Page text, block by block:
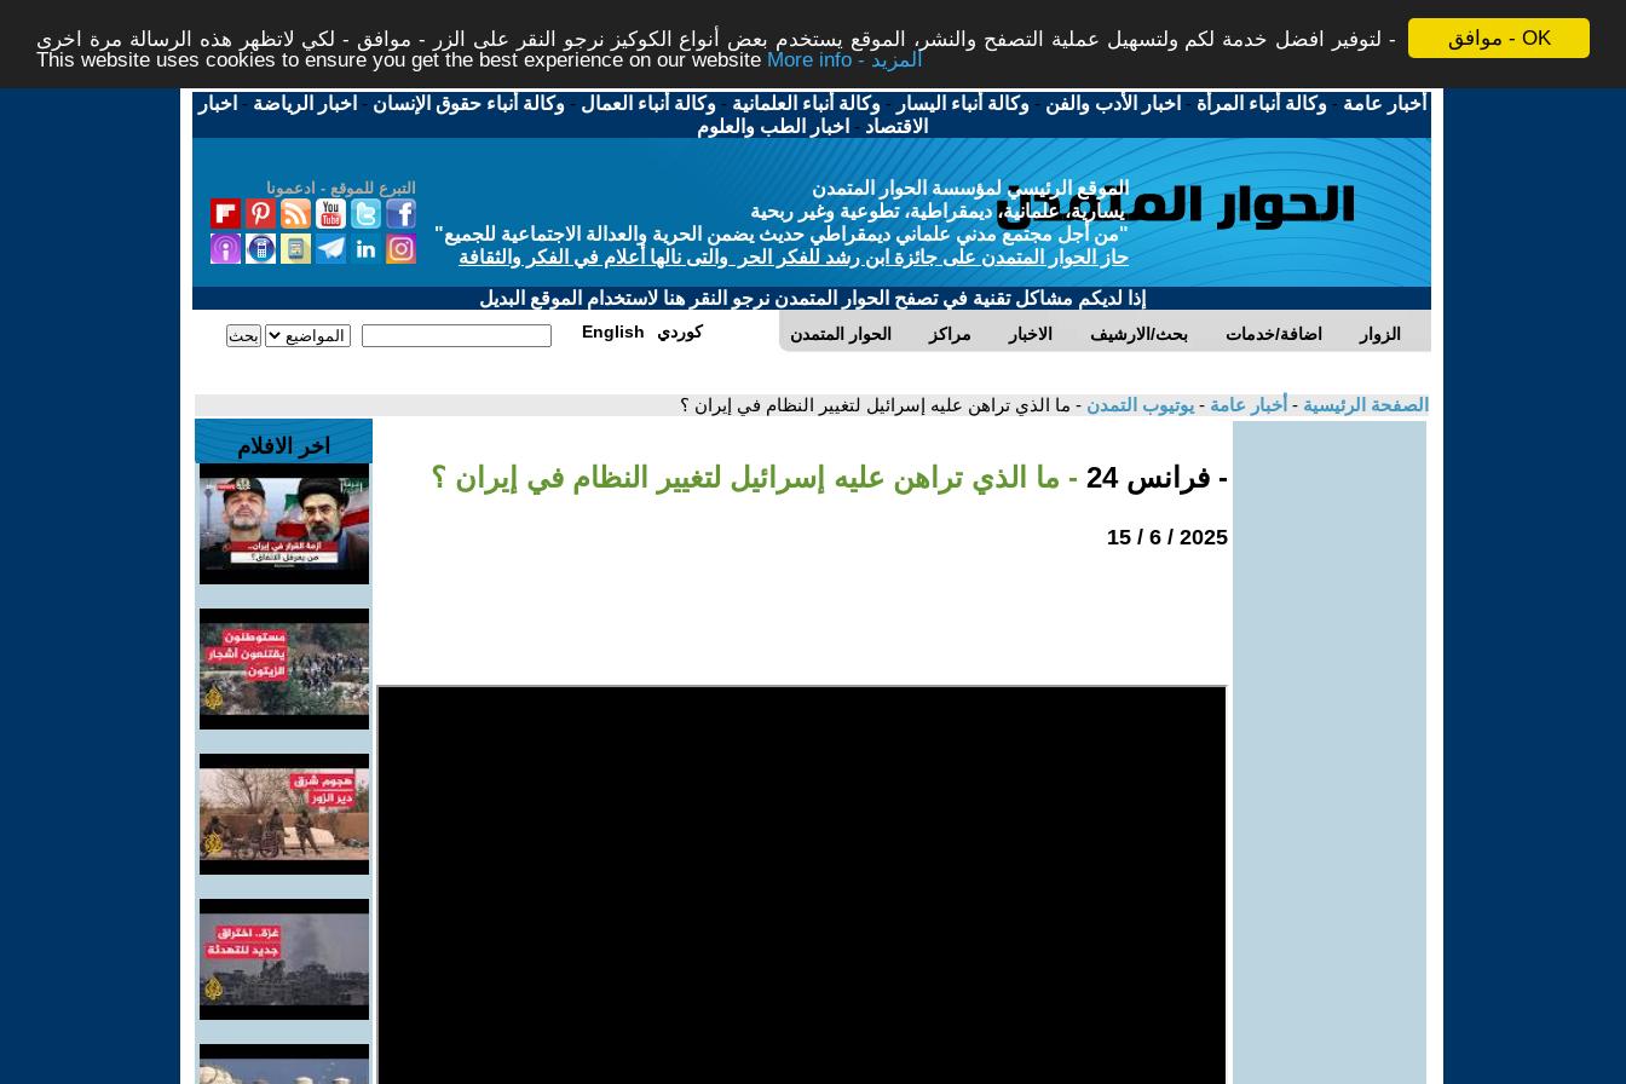
موافق - OK
لتوفير افضل خدمة لكم ولتسهيل عملية التصفح والنشر، الموقع يستخدم بعض أنواع الكوكيز نرجو النقر على الزر - موافق - لكي لاتظهر هذه الرسالة مرة اخرى -
This website uses cookies to ensure you get the best experience on our website
More info - المزيد
أخبار عامة -وكالة أنباء المرأة - اخبار الأدب والفن -وكالة أنباء اليسار -وكالة أنباء العلمانية -وكالة أنباء العمال -وكالة أنباء حقوق الإنسان - اخبار الرياضة - اخبار
الاقتصاد - اخبار الطب والعلوم
التبرع للموقع - ادعمونا
الموقع الرئيسي لمؤسسة الحوار المتمدن
يسارية، علمانية، ديمقراطية، تطوعية وغير ربحية
"من أجل مجتمع مدني علماني ديمقراطي حديث يضمن الحرية والعدالة الاجتماعية للجميع"
حاز الحوار المتمدن على جائزة ابن رشد للفكر الحر والتى نالها أعلام في الفكر والثقافة
إذا لديكم مشاكل تقنية في تصفح الحوار المتمدن نرجو النقر هنا لاستخدام الموقع البديل
الحوار المتمدن مراكز الاخبار بحث/الارشيف اضافة/خدمات الزوار English كوردي
الصفحة الرئيسية - أخبار عامة - يوتيوب التمدن - ما الذي تراهن عليه إسرائيل لتغيير النظام في إيران ؟
- فرانس 24 - ما الذي تراهن عليه إسرائيل لتغيير النظام في إيران ؟
2025 / 6 / 15
اخر الافلام